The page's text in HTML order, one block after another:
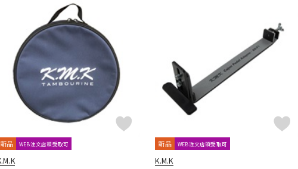
オンラ
ン納品
レコーディン
グ機器
配信/ライブ
機器
新品 WEB注文店頭受取可 新品 WEB注文店頭受取可
K.M.K